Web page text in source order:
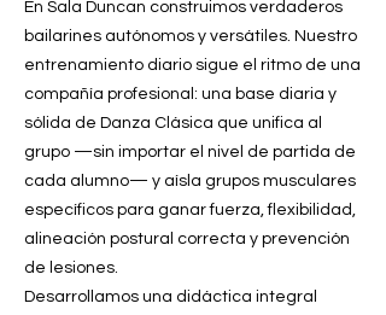
En Sala Duncan construimos verdaderos
bailarines autónomos y versátiles. Nuestro
entrenamiento diario sigue el ritmo de una
compañía profesional: una base diaria y
sólida de Danza Clásica que unifica al
grupo —sin importar el nivel de partida de
cada alumno— y aísla grupos musculares
específicos para ganar fuerza, flexibilidad,
alineación postural correcta y prevención
de lesiones.
Desarrollamos una didáctica integral